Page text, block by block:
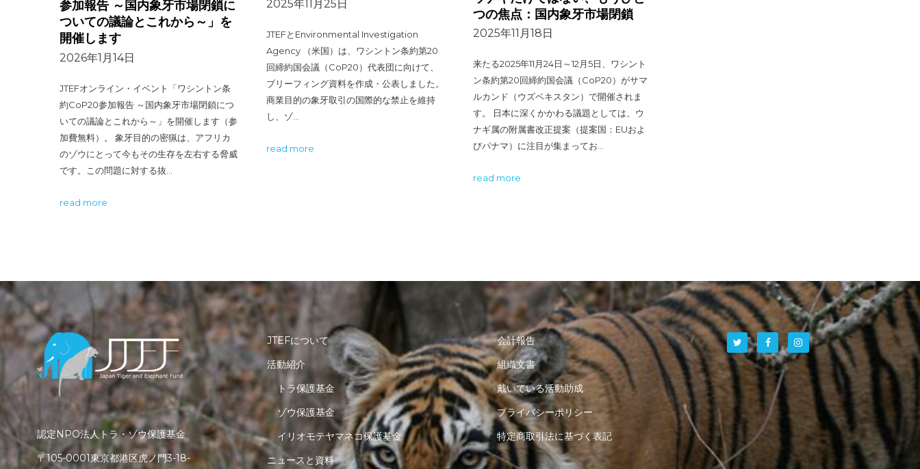
参加報告 ～国内象牙市場閉鎖に
ついての議論とこれから～」を
開催します
2026年1月14日
JTEFオンライン・イベント「ワシントン条
約CoP20参加報告 ～国内象牙市場閉鎖につ
いての議論とこれから～」を開催します（参
加費無料）。 象牙目的の密猟は、アフリカ
のゾウにとって今もその生存を左右する脅威
です。この問題に対する抜…
read more
2025年11月25日
JTEFとEnvironmental Investigation
Agency （米国）は、ワシントン条約第20
回締約国会議（CoP20）代表団に向けて、
ブリーフィング資料を作成・公表しました。
商業目的の象牙取引の国際的な禁止を維持
し、ゾ…
read more
つの焦点：国内象牙市場閉鎖
2025年11月18日
来たる2025年11月24日～12月5日、ワシント
ン条約第20回締約国会議（CoP20）がサマ
ルカンド（ウズベキスタン）で開催されま
す。 日本に深くかかわる議題としては、ウ
ナギ属の附属書改正提案（提案国：EUおよ
びパナマ）に注目が集まってお…
read more
認定NPO法人トラ・ゾウ保護基金
〒105-0001東京都港区虎ノ門3-18-
JTEFについて
活動紹介
トラ保護基金
ゾウ保護基金
イリオモテヤマネコ保護基金
ニュースと資料
会計報告
組織文書
戴いている活動助成
プライバシーポリシー
特定商取引法に基づく表記